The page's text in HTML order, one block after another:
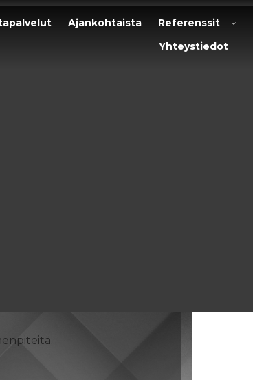
Ajankohtaista
Referenssit
Yhteystiedot